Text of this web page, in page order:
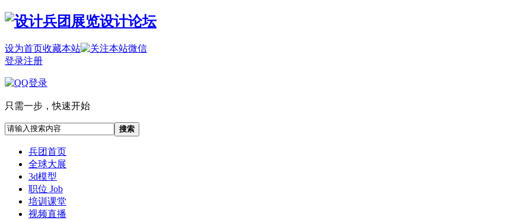
设为首页收藏本站
登录注册
只需一步，快速开始
搜索
兵团首页
全球大展
3d模型
职位 Job
培训课堂
视频直播